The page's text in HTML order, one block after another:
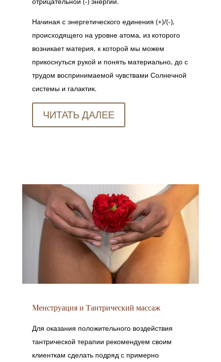
Начиная с энергетического единения (+)/(-),
происходящего на уровне атома, из которого
возникает материя, к которой мы можем
прикоснуться рукой и понять материально, до с
трудом воспринимаемой чувствами Солнечной
системы и галактик.
ЧИТАТЬ ДАЛЕЕ
Mенструация и Тантрический массаж
Для оказания положительного воздействия
тантрической терапии рекомендуем своим
клиенткам сделать подряд с примерно